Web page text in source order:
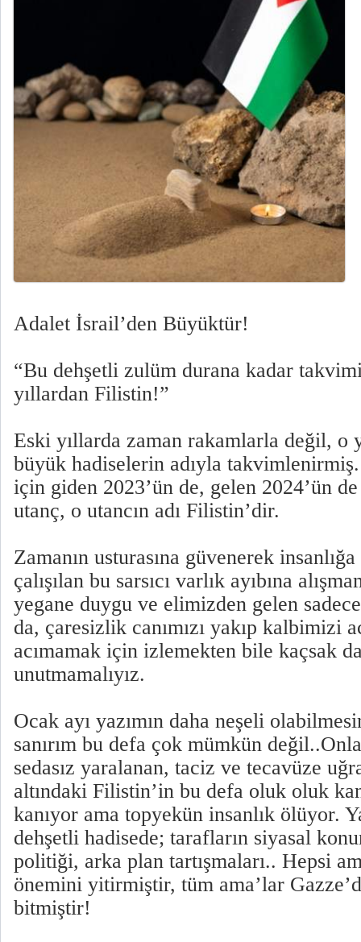
Adalet İsrail’den Büyüktür!
“Bu dehşetli zulüm durana kadar
yıllardan Filistin!”
Eski yıllarda zaman rakamlarla değil, o
büyük hadiselerin adıyla
için giden 2023’ün de, gelen 2024’ün
utanç, o utancın adı Filistin’dir.
Zamanın usturasına güvenerek
çalışılan bu sarsıcı varlık ayıbına
yegane duygu ve elimizden gelen
da, çaresizlik canımızı yakıp kalbimizi
acımamak için izlemekten bile kaçsak da
unutmamalıyız.
Ocak ayı yazımın daha neşeli
sanırım bu defa çok mümkün
sedasız yaralanan, taciz ve tecavüze
altındaki Filistin’in bu defa oluk oluk
kanıyor ama topyekün insanlık ölüyor.
dehşetli hadisede; tarafların siyasal
politiği, arka plan tartışmaları.. Hepsi
önemini yitirmiştir, tüm ama’lar
bitmiştir!